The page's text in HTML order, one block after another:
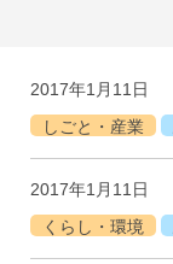
2017年1月11日
しごと・産業
2017年1月11日
くらし・環境